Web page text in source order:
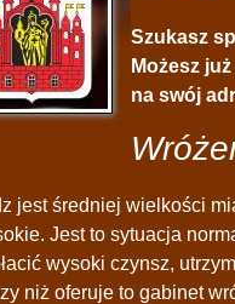
Szukasz
Możesz
na swój
jest średniej wielkości
Jest to sytuacja
wysoki czynsz,
niż oferuje to gabinet